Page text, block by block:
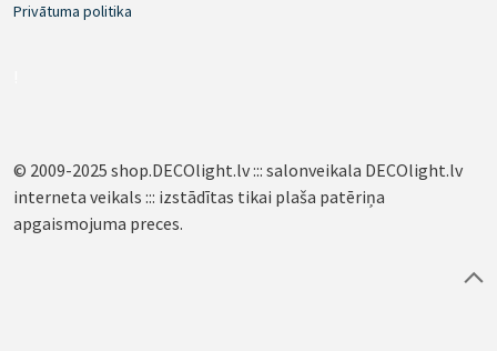
Privātuma politika
© 2009-2025 shop.DECOlight.lv ::: salonveikala DECOlight.lv
interneta veikals ::: izstādītas tikai plaša patēriņa
apgaismojuma preces.